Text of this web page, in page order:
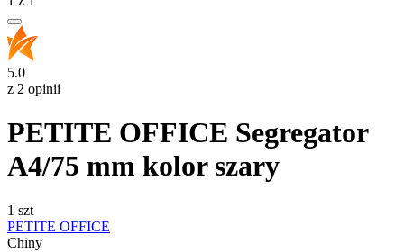
5.0
z 2 opinii
PETITE OFFICE Segregator
A4/75 mm kolor szary
1 szt
PETITE OFFICE
Chiny